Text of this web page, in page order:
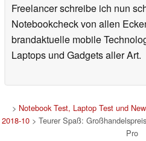
Freelancer schreibe ich nun
Notebookcheck von allen
brandaktuelle mobile
Laptops und Gadgets aller Art.
> Notebook Test, Laptop Test und
2018-10 > Teurer Spaß:
Pro